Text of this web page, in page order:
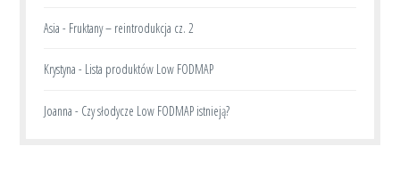
Asia - Fruktany – reintrodukcja cz. 2
Krystyna - Lista produktów Low FODMAP
Joanna - Czy słodycze Low FODMAP istnieją?